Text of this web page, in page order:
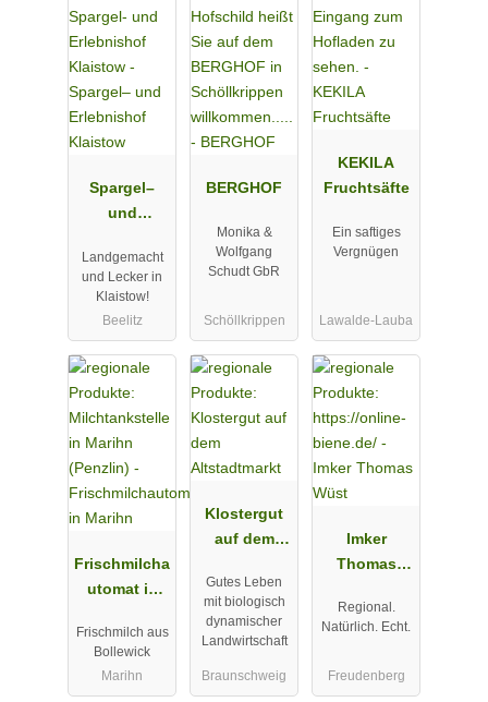
Spargel–
und
Klaistow
Landgemacht
und Lecker in
Klaistow!
Beelitz
BERGHOF
Monika &
Wolfgang
Schudt GbR
Schöllkrippen
KEKILA
Fruchtsäfte
Ein saftiges
Vergnügen
Lawalde-Lauba
Frischmilcha
utomat in
Frischmilch aus
Bollewick
Marihn
Klostergut
auf dem
t
Gutes Leben
mit biologisch
dynamischer
Landwirtschaft
Braunschweig
Imker
Thomas
Regional.
Natürlich. Echt.
Freudenberg